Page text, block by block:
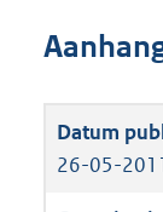
26-05-